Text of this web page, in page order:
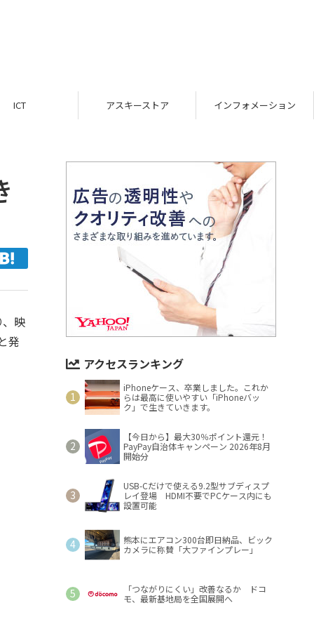
ICT アスキーストア インフォメーション
映
発
アクセスランキング
iPhoneケース、卒業しました。これか
らは最高に使いやすい「iPhoneバッ
ク」で生きていきます。
【今日から】最大30％ポイント還元！
PayPay自治体キャンペーン 2026年8月
開始分
USB-Cだけで使える9.2型サブディスプ
レイ登場 HDMI不要でPCケース内にも
設置可能
熊本にエアコン300台即日納品、ビック
カメラに称賛「大ファインプレー」
「つながりにくい」改善なるか ドコ
モ、最新基地局を全国展開へ